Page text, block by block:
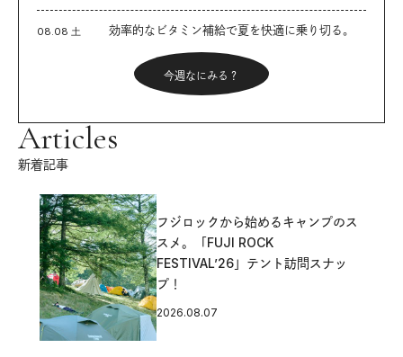
08.08 土 効率的なビタミン補給で夏を快適に乗り切る。
今週なにみる？
Articles
新着記事
フジロックから始めるキャンプのス
スメ。「FUJI ROCK
FESTIVAL’26」テント訪問スナッ
プ！
2026.08.07